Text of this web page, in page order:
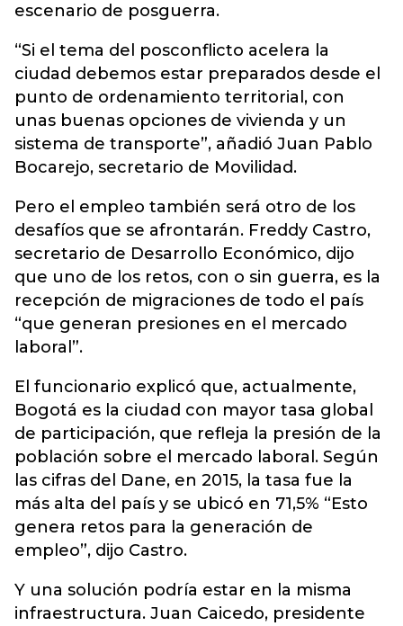
escenario de posguerra.
“Si el tema del posconflicto acelera la
ciudad debemos estar preparados desde el
punto de ordenamiento territorial, con
unas buenas opciones de vivienda y un
sistema de transporte”, añadió Juan Pablo
Bocarejo, secretario de Movilidad.
Pero el empleo también será otro de los
desafíos que se afrontarán. Freddy Castro,
secretario de Desarrollo Económico, dijo
que uno de los retos, con o sin guerra, es la
recepción de migraciones de todo el país
“que generan presiones en el mercado
laboral”.
El funcionario explicó que, actualmente,
Bogotá es la ciudad con mayor tasa global
de participación, que refleja la presión de la
población sobre el mercado laboral. Según
las cifras del Dane, en 2015, la tasa fue la
más alta del país y se ubicó en 71,5% “Esto
genera retos para la generación de
empleo”, dijo Castro.
Y una solución podría estar en la misma
infraestructura. Juan Caicedo, presidente